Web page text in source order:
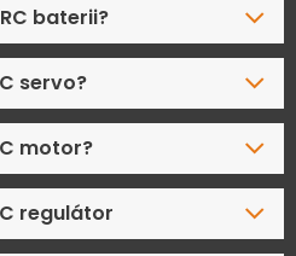
baterii?
servo?
motor?
regulátor